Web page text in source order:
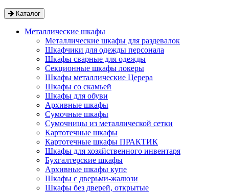
Каталог
Металлические шкафы
Металлические шкафы для раздевалок
Шкафчики для одежды персонала
Шкафы сварные для одежды
Секционные шкафы локеры
Шкафы металлические Церера
Шкафы со скамьей
Шкафы для обуви
Архивные шкафы
Сумочные шкафы
Сумочницы из металлической сетки
Картотечные шкафы
Картотечные шкафы ПРАКТИК
Шкафы для хозяйственного инвентаря
Бухгалтерские шкафы
Архивные шкафы купе
Шкафы с дверьми-жалюзи
Шкафы без дверей, открытые